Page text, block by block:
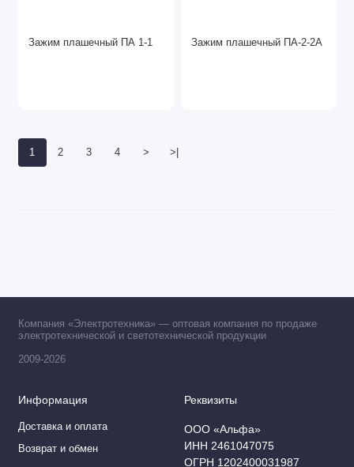
Зажим плашечный ПА 1-1 Зажим плашечный ПА-2-2А
1 2 3 4 > >|
Компания «Электротехника» — оптовая компания по продаже
электротехнической и светотехнической продукции
2009-2026
Информация
Доставка и оплата
Возврат и обмен
Реквизиты
ООО «Альфа»
ИНН 2461047075
ОГРН 1202400031987